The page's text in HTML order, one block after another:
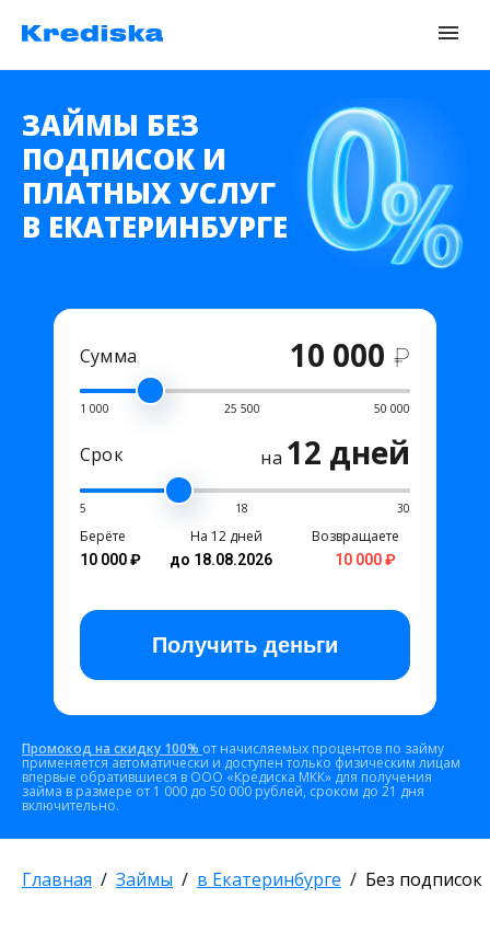
ЗАЙМЫ БЕЗ
ПОДПИСОК И
ПЛАТНЫХ УСЛУГ
В ЕКАТЕРИНБУРГЕ
Сумма 10 000 ₽
1 000 25 500 50 000
Срок на 12 дней
5 18 30
Берёте
10 000 ₽
На 12 дней
до 18.08.2026
Возвращаете
10 000 ₽
Получить деньги
Промокод на скидку 100% от начисляемых процентов по займу
применяется автоматически и доступен только физическим лицам
впервые обратившиеся в ООО «Кредиска МКК» для получения
займа в размере от 1 000 до 50 000 рублей, сроком до 21 дня
включительно.
Главная Займы в Екатеринбурге Без подписок